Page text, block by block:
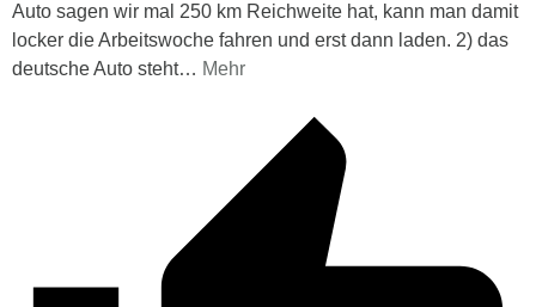
Auto sagen wir mal 250 km Reichweite hat, kann man damit
locker die Arbeitswoche fahren und erst dann laden. 2) das
deutsche Auto steht… Mehr